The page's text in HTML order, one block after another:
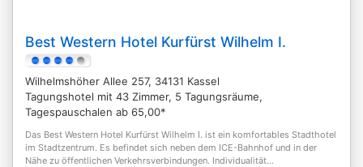
Best Western Hotel Kurfürst Wilhelm I.
Wilhelmshöher Allee 257, 34131 Kassel
Tagungshotel mit 43 Zimmer, 5 Tagungsräume,
Tagespauschalen ab 65,00*
Das Best Western Hotel Kurfürst Wilhelm I. ist ein komfortables Stadthotel
im Stadtzentrum. Es befindet sich neben dem ICE-Bahnhof und in der
Nähe zu öffentlichen Verkehrsverbindungen. Individualität...